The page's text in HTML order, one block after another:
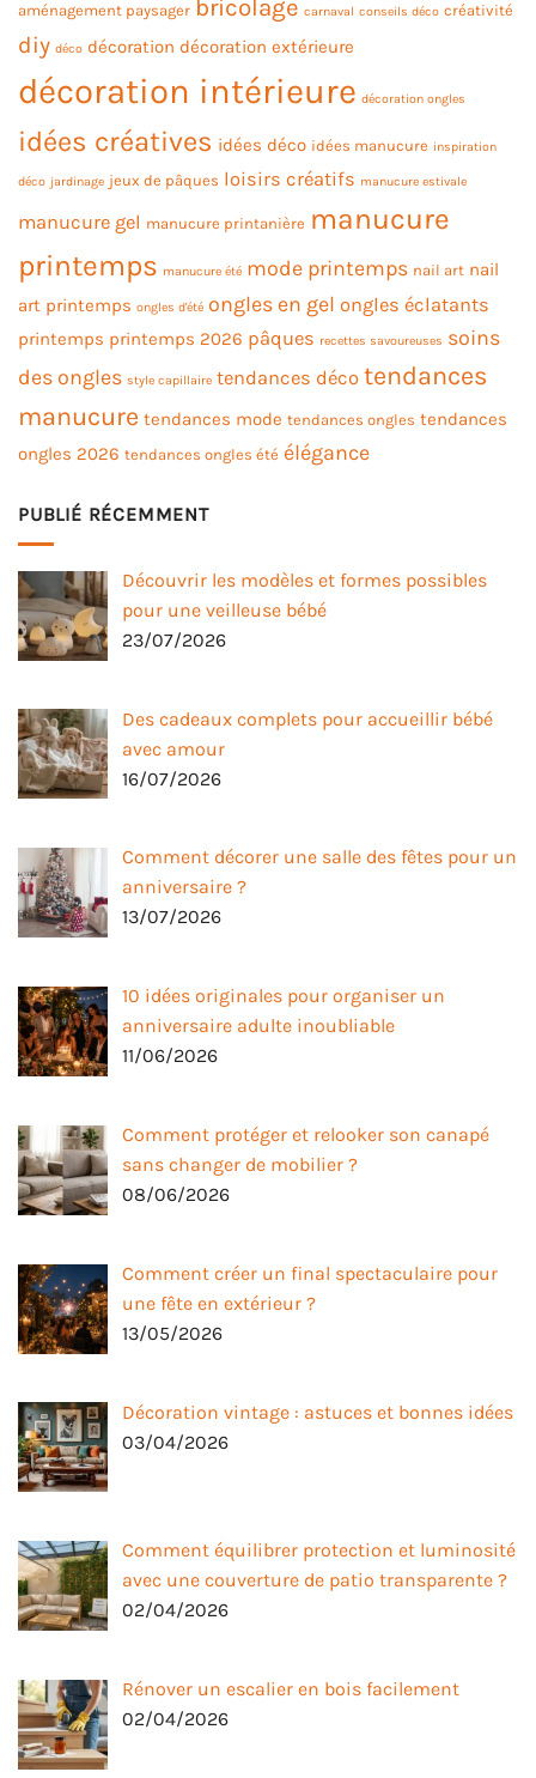
aménagement paysager bricolage carnaval conseils déco créativité
diy déco décoration décoration extérieure
décoration intérieure décoration ongles
idées créatives idées déco idées manucure inspiration
déco jardinage jeux de pâques loisirs créatifs manucure estivale
manucure gel manucure printanière manucure
printemps manucure été mode printemps nail art nail
art printemps ongles d'été ongles en gel ongles éclatants
printemps printemps 2026 pâques recettes savoureuses soins
des ongles style capillaire tendances déco tendances
manucure tendances mode tendances ongles tendances
ongles 2026 tendances ongles été élégance
PUBLIÉ RÉCEMMENT
Découvrir les modèles et formes possibles
pour une veilleuse bébé
23/07/2026
Des cadeaux complets pour accueillir bébé
avec amour
16/07/2026
Comment décorer une salle des fêtes pour un
anniversaire ?
13/07/2026
10 idées originales pour organiser un
anniversaire adulte inoubliable
11/06/2026
Comment protéger et relooker son canapé
sans changer de mobilier ?
08/06/2026
Comment créer un final spectaculaire pour
une fête en extérieur ?
13/05/2026
Décoration vintage : astuces et bonnes idées
03/04/2026
Comment équilibrer protection et luminosité
avec une couverture de patio transparente ?
02/04/2026
Rénover un escalier en bois facilement
02/04/2026